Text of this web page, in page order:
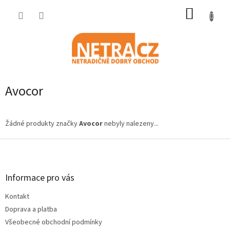
Avocor
Žádné produkty značkyAvocornebyly nalezeny...
Z
Informace pro vás
Kontakt
Doprava a platba
Všeobecné obchodní podmínky